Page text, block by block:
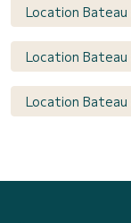
Location Bateau
Location Bateau
Location Bateau